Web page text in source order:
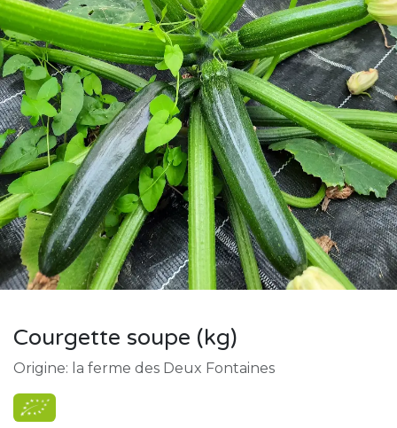
Courgette soupe (kg)
Origine: la ferme des Deux Fontaines